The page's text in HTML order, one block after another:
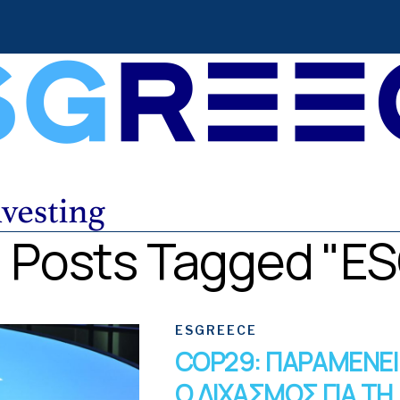
Posts Tagged
ESGREECE
COP29: ΠΑΡΑΜΕΝΕΙ